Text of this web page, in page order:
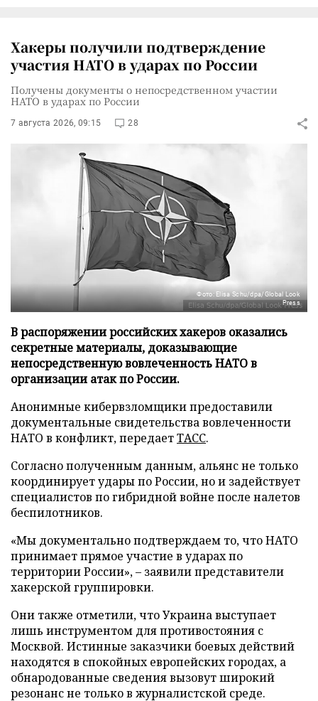
Хакеры получили подтверждение
участия НАТО в ударах по России
Получены документы о непосредственном участии
НАТО в ударах по России
7 августа 2026, 09:15 28
Фото: Elisa Schu/dpa/Global Look
Press
В распоряжении российских хакеров оказались
секретные материалы, доказывающие
непосредственную вовлеченность НАТО в
организации атак по России.
Анонимные кибервзломщики предоставили
документальные свидетельства вовлеченности
НАТО в конфликт, передаетТАСС.
Согласно полученным данным, альянс не только
координирует удары по России, но и задействует
специалистов по гибридной войне после налетов
беспилотников.
«Мы документально подтверждаем то, что НАТО
принимает прямое участие в ударах по
территории России», – заявили представители
хакерской группировки.
Они также отметили, что Украина выступает
лишь инструментом для противостояния с
Москвой. Истинные заказчики боевых действий
находятся в спокойных европейских городах, а
обнародованные сведения вызовут широкий
резонанс не только в журналистской среде.